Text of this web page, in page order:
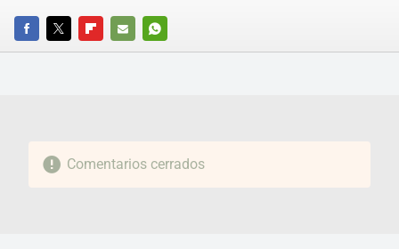
FACEBOOKTWITTERFLIPBOARD
E-
WHATSAPP
Comentarios cerrados